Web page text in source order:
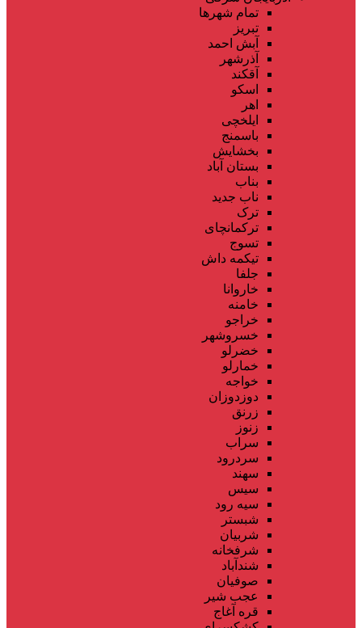
تمام شهر‌ها
تبریز
آبش احمد
آذرشهر
آقکند
اسکو
اهر
ایلخچی
باسمنج
بخشایش
بستان آباد
بناب
ناب جدید
ترک
ترکمانچای
تسوج
تیکمه داش
جلفا
خاروانا
خامنه
خراجو
خسروشهر
خضرلو
خمارلو
خواجه
دوزدوزان
زرنق
زنوز
سراب
سردرود
سهند
سیس
سیه رود
شبستر
شربیان
شرفخانه
شندآباد
صوفیان
عجب شیر
قره آغاج